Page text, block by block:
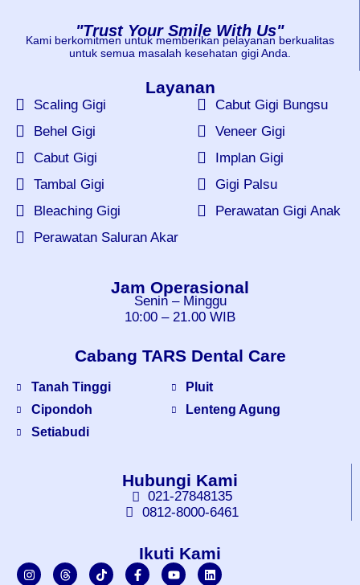
"Trust Your Smile With Us"
Kami berkomitmen untuk memberikan pelayanan berkualitas
untuk semua masalah kesehatan gigi Anda.
Layanan
Scaling Gigi
Behel Gigi
Cabut Gigi
Tambal Gigi
Bleaching Gigi
Perawatan Saluran Akar
Cabut Gigi Bungsu
Veneer Gigi
Implan Gigi
Gigi Palsu
Perawatan Gigi Anak
Jam Operasional
Senin – Minggu
10:00 – 21.00 WIB
Cabang TARS Dental Care
Tanah Tinggi
Cipondoh
Setiabudi
Pluit
Lenteng Agung
Hubungi Kami
021-27848135
0812-8000-6461
Ikuti Kami